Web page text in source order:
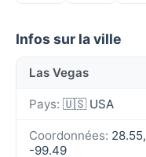
Infos sur la ville
Las Vegas
Pays: 🇺🇸 USA
Coordonnées: 28.55,
-99.49